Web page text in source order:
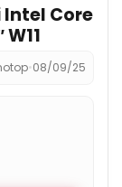
Intel Core
•08/09/25